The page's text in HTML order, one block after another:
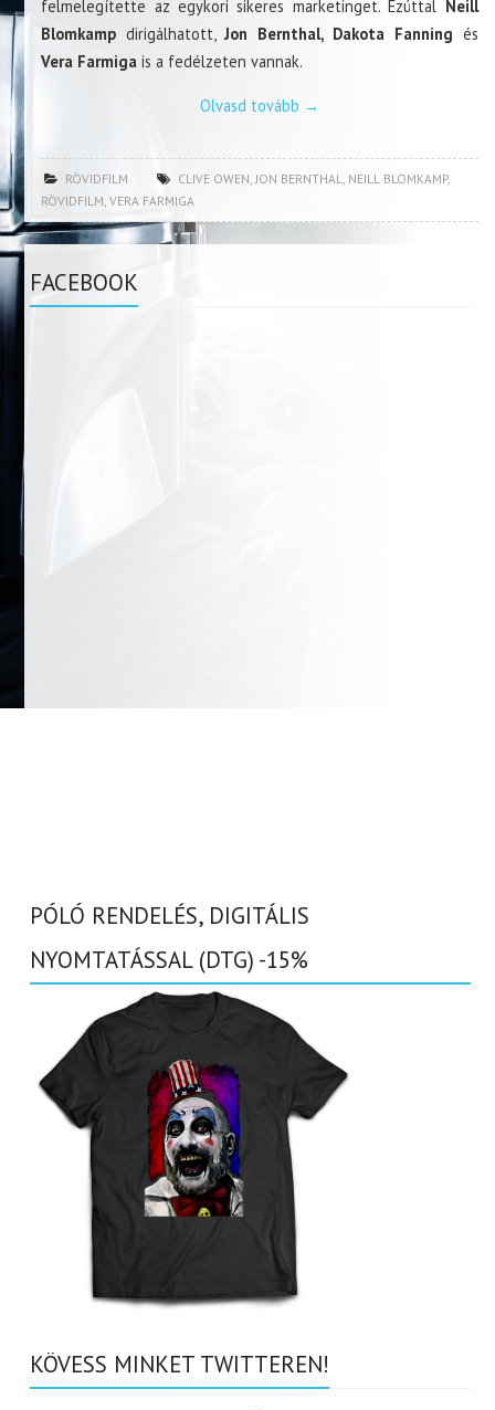
felmelegítette az egykori sikeres marketinget. Ezúttal Neill
Blomkamp dirigálhatott,Jon Bernthal, Dakota Fanning és
Vera Farmiga is a fedélzeten vannak.
Olvasd tovább →
RÖVIDFILM CLIVE OWEN JON BERNTHAL NEILL BLOMKAMP,
RÖVIDFILM ,VERA FARMIGA
FACEBOOK
PÓLÓ RENDELÉS, DIGITÁLIS
NYOMTATÁSSAL (DTG) -15%
KÖVESS MINKET TWITTEREN!